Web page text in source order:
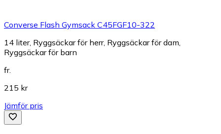
Converse Flash Gymsack C45FGF10-322
14 liter, Ryggsäckar för herr, Ryggsäckar för dam,
Ryggsäckar för barn
fr.
215 kr
Jämför pris